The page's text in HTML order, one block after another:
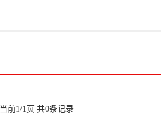
当前1/1页 共0条记录